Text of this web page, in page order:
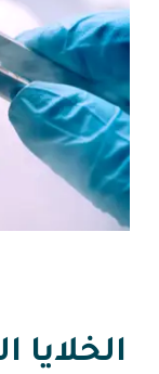
الخلايا